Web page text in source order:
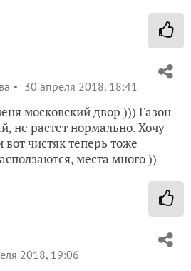
30 апреля 2018, 18:41
московский двор ))) Газон
не растет нормально. Хочу
чистяк теперь тоже
места много ))
2018, 19:06